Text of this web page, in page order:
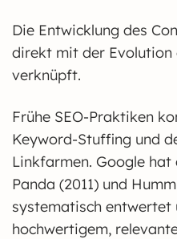
Die Entwicklung des
direkt mit der Evolution
verknüpft.
Frühe SEO-Praktiken
Keyword-Stuffing und
Linkfarmen. Google
Panda (2011) und
systematisch entwertet
hochwertigem,